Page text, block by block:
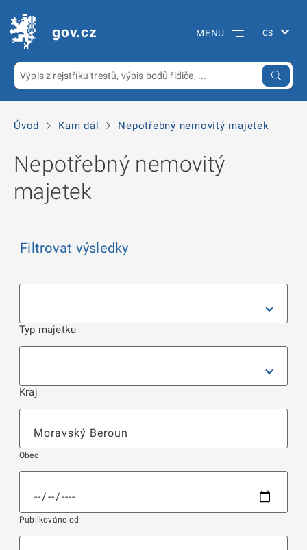
gov.cz MENU
Úvod Kam dál Nepotřebný nemovitý majetek
Nepotřebný nemovitý
majetek
Filtrovat výsledky
Typ majetku
Kraj
Obec
Publikováno od